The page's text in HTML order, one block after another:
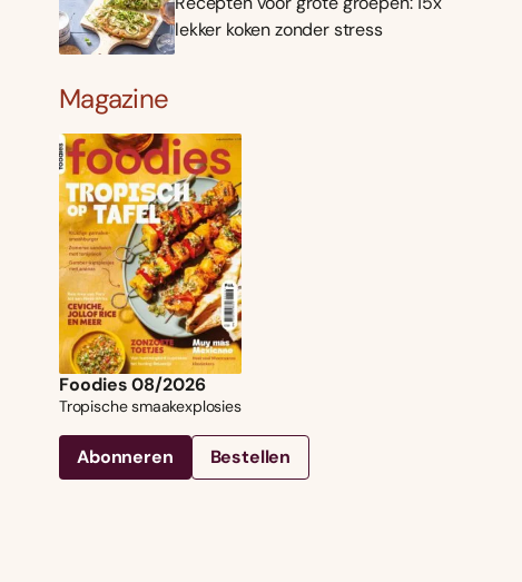
lekker koken zonder stress
Magazine
Foodies 08/2026
Tropische smaakexplosies
Abonneren Bestellen